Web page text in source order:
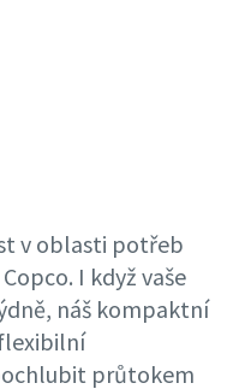
v oblasti potřeb
I když vaše
náš kompaktní
průtokem